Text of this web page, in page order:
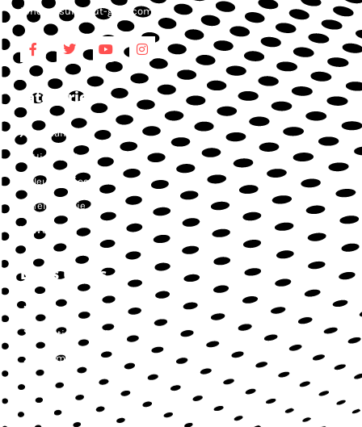
iphone, sur Atout-geek.com.
Catégories
Actualités
High-Tech
Jeux vidéos
Téléphonie
Web
Liens Utiles
Contact
Mentions légales
Sitemap